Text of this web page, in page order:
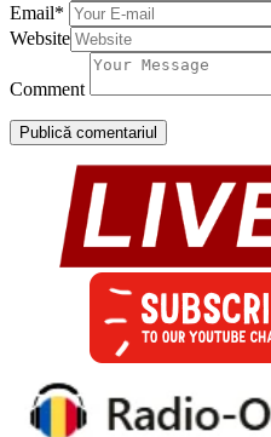
Email*
Website
Comment